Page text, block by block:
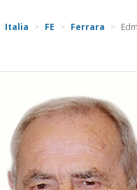
Italia FE Ferrara